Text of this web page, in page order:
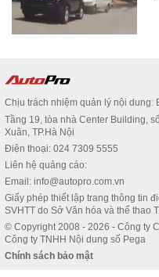
Chịu trách nhiệm quản lý nội dung:
Tầng 19, tòa nhà Center Building,
Xuân, TP.Hà Nội
Điện thoại: 024 7309 5555
Liên hệ quảng cáo:
Email: info@autopro.com.vn
Giấy phép thiết lập trang thông tin
SVHTT do Sở Văn hóa và thể thao
© Copyright 2008 - 2026 - Công ty
Công ty TNHH Nội dung số Pega
Chính sách bảo mật